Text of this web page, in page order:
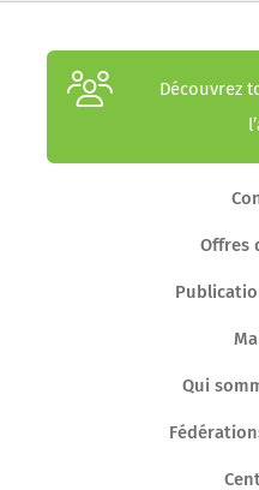
Découvrez
Offres
Ma
Qui